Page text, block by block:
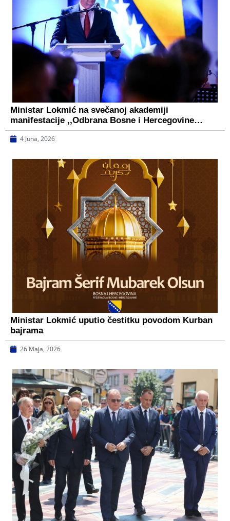
Ministar Lokmić na svečanoj akademiji
manifestacije ,,Odbrana Bosne i Hercegovine…
4 Juna, 2026
Ministar Lokmić uputio čestitku povodom Kurban
bajrama
26 Maja, 2026